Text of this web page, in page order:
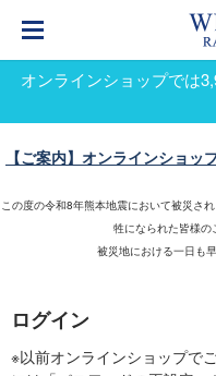
オンラインショップでは
【ご案内】オンラインショ
この度の令和8年熊本地震において被災さ
牲になられた皆様の
被災地における一日も
ログイン
※以前オンラインショップで